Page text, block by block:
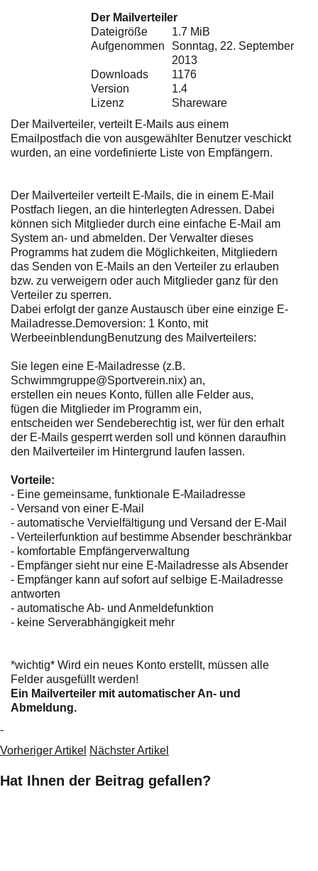
Der Mailverteiler
Dateigröße
1.7 MiB
Aufgenommen
Sonntag, 22. September
2013
Downloads
1176
Version
1.4
Lizenz
Shareware
Der Mailverteiler, verteilt E-Mails aus einem
Emailpostfach die von ausgewählter Benutzer veschickt
wurden, an eine vordefinierte Liste von Empfängern.
Der Mailverteiler verteilt E-Mails, die in einem E-Mail
Postfach liegen, an die hinterlegten Adressen. Dabei
können sich Mitglieder durch eine einfache E-Mail am
System an- und abmelden. Der Verwalter dieses
Programms hat zudem die Möglichkeiten, Mitgliedern
das Senden von E-Mails an den Verteiler zu erlauben
bzw. zu verweigern oder auch Mitglieder ganz für den
Verteiler zu sperren.
Dabei erfolgt der ganze Austausch über eine einzige E-
Mailadresse.Demoversion: 1 Konto, mit
WerbeeinblendungBenutzung des Mailverteilers:
Sie legen eine E-Mailadresse (z.B.
Schwimmgruppe@Sportverein.nix) an,
erstellen ein neues Konto, füllen alle Felder aus,
fügen die Mitglieder im Programm ein,
entscheiden wer Sendeberechtig ist, wer für den erhalt
der E-Mails gesperrt werden soll und können daraufhin
den Mailverteiler im Hintergrund laufen lassen.
Vorteile:
- Eine gemeinsame, funktionale E-Mailadresse
- Versand von einer E-Mail
- automatische Vervielfältigung und Versand der E-Mail
- Verteilerfunktion auf bestimme Absender beschränkbar
- komfortable Empfängerverwaltung
- Empfänger sieht nur eine E-Mailadresse als Absender
- Empfänger kann auf sofort auf selbige E-Mailadresse
antworten
- automatische Ab- und Anmeldefunktion
- keine Serverabhängigkeit mehr
*wichtig* Wird ein neues Konto erstellt, müssen alle
Felder ausgefüllt werden!
Ein Mailverteiler mit automatischer An- und
Abmeldung.
-
Vorheriger Artikel Nächster Artikel
Hat Ihnen der Beitrag gefallen?
E-Mail bestätigen